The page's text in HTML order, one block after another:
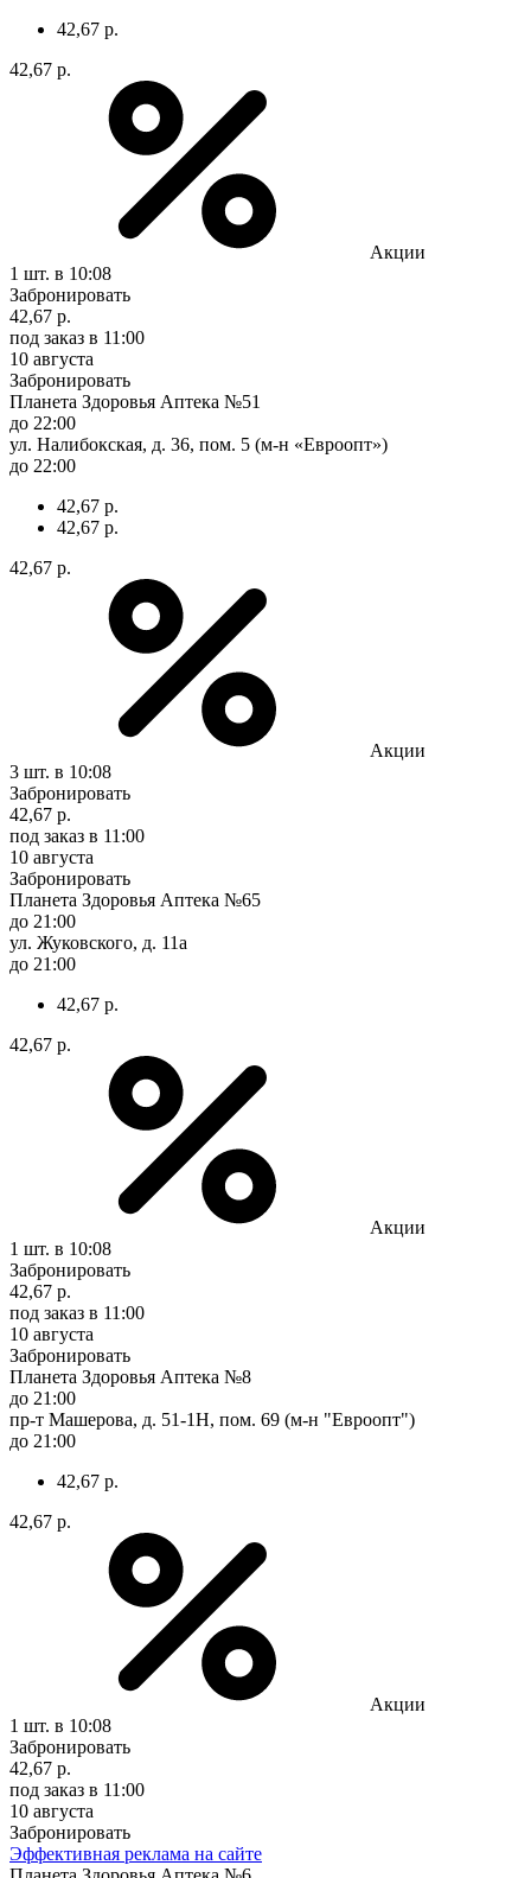
42,67 р.
42,67 р.
Акции
1 шт. в 10:08
Забронировать
42,67 р.
под заказ в 11:00
10 августа
Забронировать
Планета Здоровья Аптека №51
до 22:00
ул. Налибокская, д. 36, пом. 5 (м-н «Евроопт»)
до 22:00
42,67 р.
42,67 р.
42,67 р.
Акции
3 шт. в 10:08
Забронировать
42,67 р.
под заказ в 11:00
10 августа
Забронировать
Планета Здоровья Аптека №65
до 21:00
ул. Жуковского, д. 11а
до 21:00
42,67 р.
42,67 р.
Акции
1 шт. в 10:08
Забронировать
42,67 р.
под заказ в 11:00
10 августа
Забронировать
Планета Здоровья Аптека №8
до 21:00
пр-т Машерова, д. 51-1Н, пом. 69 (м-н "Евроопт")
до 21:00
42,67 р.
42,67 р.
Акции
1 шт. в 10:08
Забронировать
42,67 р.
под заказ в 11:00
10 августа
Забронировать
Эффективная реклама на сайте